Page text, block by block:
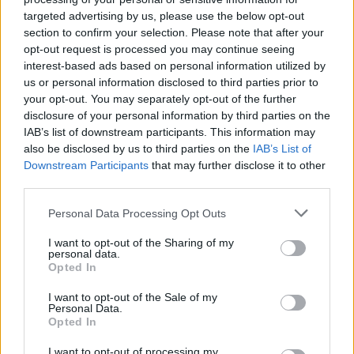
targeted advertising by us, please use the below opt-out
section to confirm your selection. Please note that after your
opt-out request is processed you may continue seeing
interest-based ads based on personal information utilized by
us or personal information disclosed to third parties prior to
your opt-out. You may separately opt-out of the further
disclosure of your personal information by third parties on the
IAB’s list of downstream participants. This information may
also be disclosed by us to third parties on the IAB’s List of
Downstream Participants that may further disclose it to other
Please note that this website/app uses one or more Google
not limited to your visit or usage behaviour. You may click to
grant or deny consent to Google and its third-party tags to
use your data for below specified purposes in below Google
consent section.
Personal Data Processing Opt Outs
I want to opt-out of the Sharing of my
personal data.
Opted In
I want to opt-out of the Sale of my
Personal Data.
Opted In
kínozták, az égő fájdalom is a tünetek egyike volt, súlyos
esetben a végtagok megfeketedtek és elhaltak, emellett
pedig rémisztő hallucinációt is okozott a parazita. A Szent
Antalnak szentelt ispotályok segítettek a gyógyulásban –
ennek köze lehetett ahhoz, hogy a szerzetesek
eltávolították a varjúkörmöt a gabonáról, és nem sütötték a
kenyérbe.
Ennek kettős oka lehet: a mostoha körülményekért eleve a
boszorkányokat okolták, és az anyarozsnak kedvező